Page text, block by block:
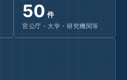
50 件
官公庁・大学・研究機関等